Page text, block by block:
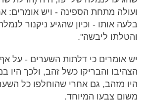
ועולה מתחת הספינה - ויש אומרים:
בלעה אותו - וכיון שהגיע ניקנור
והטלתו ליבשה".
יש אומרים כי דלתות השערים - על
הצהיבו והבריקו כשל זהב, ולכך
היו מזהב, גם אחרי שהוחלפו כל
משום צבעו המיוחד.